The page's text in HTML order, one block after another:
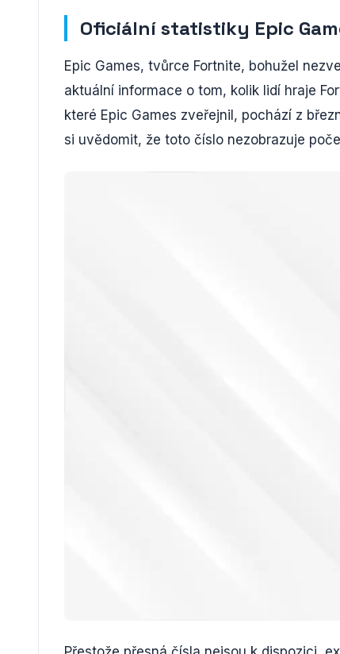
Oficiální statistiky Epic
Epic Games, tvůrce Fortnite, bohužel
aktuální informace o tom, kolik lidí hraje
které Epic Games zveřejnil, pochází z
si uvědomit, že toto číslo nezobrazuje